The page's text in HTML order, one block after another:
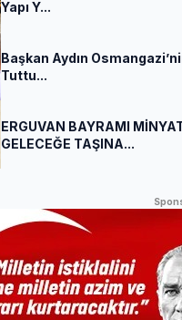
Yapı Y...
Başkan Aydın
Tuttu...
ERGUVAN BAYRAMI
GELECEĞE TAŞINA...